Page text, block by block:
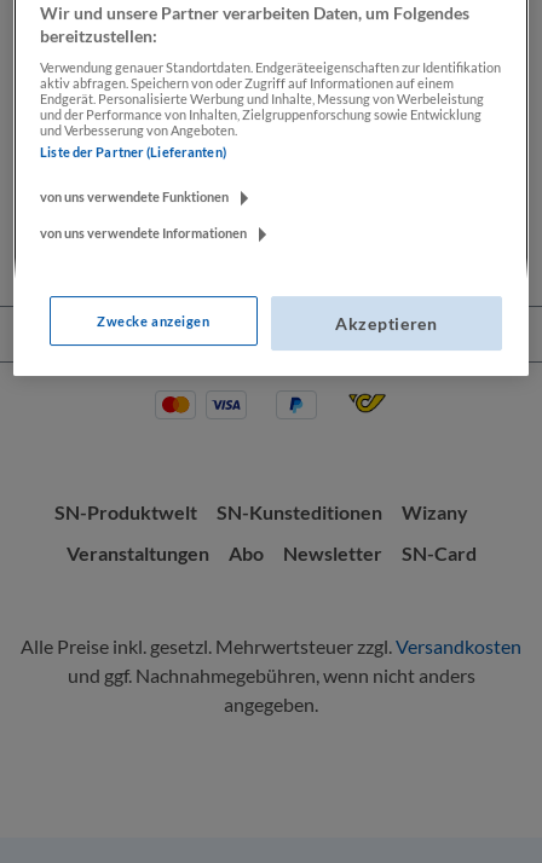
Beschreibung
Lassen Sie sich Ihre Wochenendkarikatur von Thomas
Thomas Wizany exklusiv…Mehr
Service-Hotline
SN-Produktwelt SN-Kunsteditionen
Wizany
Veranstaltungen
Abo Newsletter SN-Card
Alle Preise inkl. gesetzl. Mehrwertsteuer zzgl.Versandkosten
und ggf. Nachnahmegebühren, wenn nicht anders
angegeben.
Wir und unsere Partner verarbeiten Daten, um Folgendes
bereitzustellen:
Verwendung genauer Standortdaten. Endgeräteeigenschaften zur Identifikation
aktiv abfragen. Speichern von oder Zugriff auf Informationen auf einem
Endgerät. Personalisierte Werbung und Inhalte, Messung von Werbeleistung
und der Performance von Inhalten, Zielgruppenforschung sowie Entwicklung
und Verbesserung von Angeboten.
Liste der Partner (Lieferanten)
von uns verwendete Funktionen
von uns verwendete Informationen
Zwecke anzeigen Akzeptieren